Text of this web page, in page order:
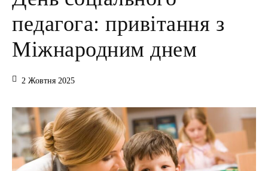
педагога: привітання з
Міжнародним днем
2 Жовтня 2025